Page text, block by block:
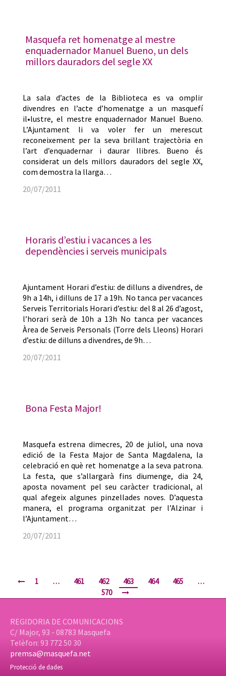
Masquefa ret homenatge al mestre
enquadernador Manuel Bueno, un dels
millors dauradors del segle XX
La sala d’actes de la Biblioteca es va omplir
divendres en l’acte d’homenatge a un masquefí
il•lustre, el mestre enquadernador Manuel Bueno.
L’Ajuntament li va voler fer un merescut
reconeixement per la seva brillant trajectòria en
l’art d’enquadernar i daurar llibres. Bueno és
considerat un dels millors dauradors del segle XX,
com demostra la llarga…
20/07/2011
Horaris d’estiu i vacances a les
dependències i serveis municipals
Ajuntament Horari d’estiu: de dilluns a divendres, de
9h a 14h, i dilluns de 17 a 19h. No tanca per vacances
Serveis Territorials Horari d’estiu: del 8 al 26 d’agost,
l’horari serà de 10h a 13h No tanca per vacances
Àrea de Serveis Personals (Torre dels Lleons) Horari
d’estiu: de dilluns a divendres, de 9h…
20/07/2011
Bona Festa Major!
Masquefa estrena dimecres, 20 de juliol, una nova
edició de la Festa Major de Santa Magdalena, la
celebració en què ret homenatge a la seva patrona.
La festa, que s’allargarà fins diumenge, dia 24,
aposta novament pel seu caràcter tradicional, al
qual afegeix algunes pinzellades noves. D’aquesta
manera, el programa organitzat per l’Alzinar i
l’Ajuntament…
20/07/2011
1 … 461 462 463 464 465
…
570
REGIDORIA DE COMUNICACIONS
C/ Major, 93 - 08783 Masquefa
Telèfon: 93 772 50 30
premsa@masquefa.net
Protecció de dades